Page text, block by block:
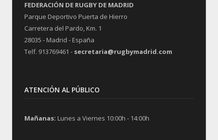
FEDERACIÓN DE RUGBY DE MADRID
Parque Deportivo Puerta de Hierro
Carretera del Pardo, Km. 1
28035 - Madrid - España
Telf. 913769461 - secretaria@rugbymadrid.com
ATENCIÓN AL PÚBLICO
Mañanas: Lunes a Viernes 10:00h - 14:00h